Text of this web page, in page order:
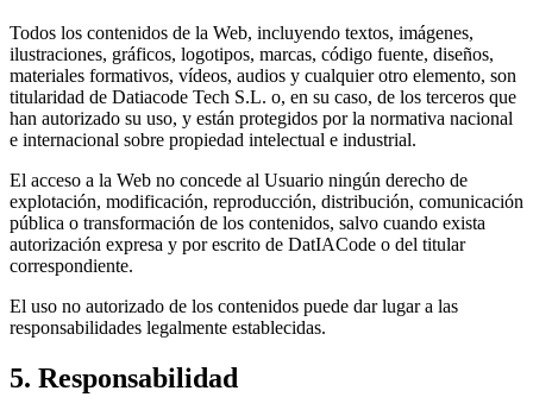
Todos los contenidos de la Web, incluyendo textos, imágenes,
ilustraciones, gráficos, logotipos, marcas, código fuente, diseños,
materiales formativos, vídeos, audios y cualquier otro elemento, son
titularidad de Datiacode Tech S.L. o, en su caso, de los terceros que
han autorizado su uso, y están protegidos por la normativa nacional
e internacional sobre propiedad intelectual e industrial.
El acceso a la Web no concede al Usuario ningún derecho de
explotación, modificación, reproducción, distribución, comunicación
pública o transformación de los contenidos, salvo cuando exista
autorización expresa y por escrito de DatIACode o del titular
correspondiente.
El uso no autorizado de los contenidos puede dar lugar a las
responsabilidades legalmente establecidas.
5. Responsabilidad